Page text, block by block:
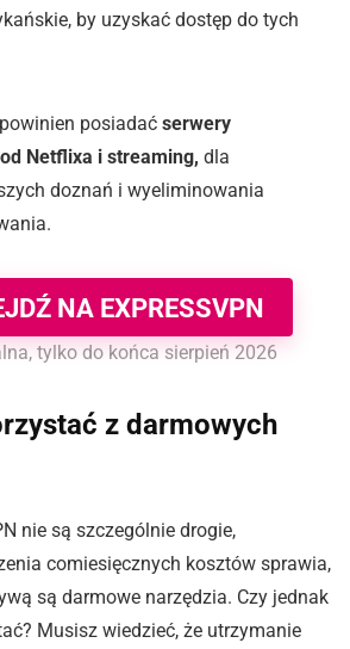
by uzyskać dostęp do tych
posiadać serwery
Netflixa i streaming, dla
doznań i wyeliminowania
NA EXPRESSVPN
tylko do końca sierpień 2026
z darmowych
nie są szczególnie drogie,
comiesięcznych kosztów sprawia,
są darmowe narzędzia. Czy jednak
Musisz wiedzieć, że utrzymanie